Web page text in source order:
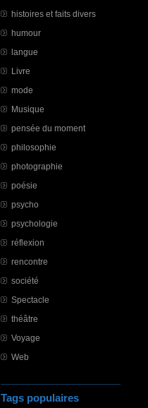
histoires et faits divers
humour
langue
Livre
mode
Musique
pensée du moment
philosophie
photographie
poésie
psycho
psychologie
réflexion
rencontre
société
Spectacle
théâtre
Voyage
Web
Tags populaires